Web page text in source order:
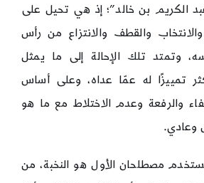
الكريم بن خالد”؛ إذ هي تحيل على
والانتخاب والقطف والانتزاع من رأس
وتمتد تلك الإحالة إلى ما يمثل
تمييزًا له عمّا عداه، وعلى أساس
والرفعة وعدم الاختلاط مع ما هو
وعادي.
مصطلحان الأول هو النخبة، من